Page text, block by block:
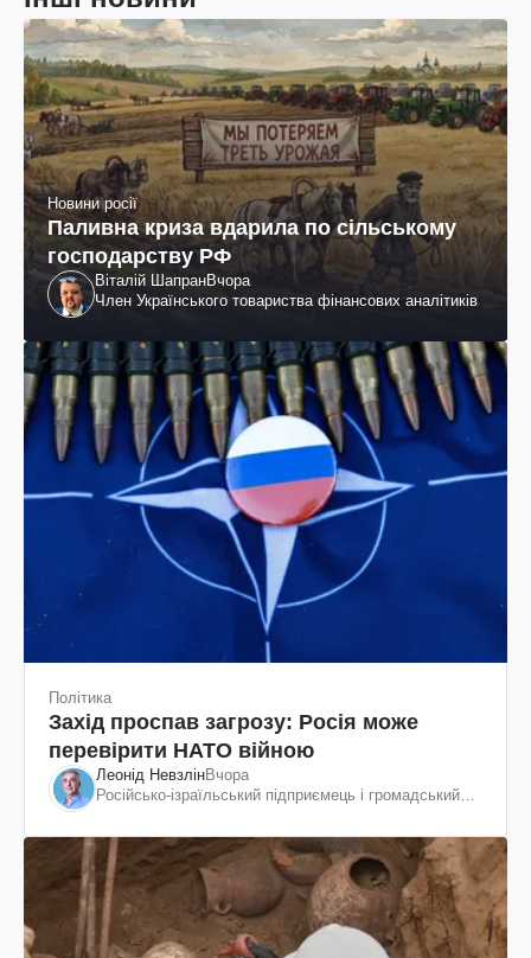
Новини росії
Паливна криза вдарила по сільському
господарству РФ
Віталій ШапранВчора
Член Українського товариства фінансових аналітиків
Політика
Захід проспав загрозу: Росія може
перевірити НАТО війною
Леонід НевзлінВчора
Російсько-ізраїльський підприємець і громадський